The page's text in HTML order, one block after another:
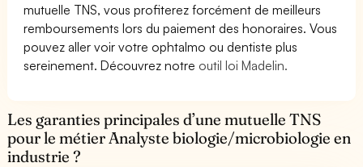
mutuelle TNS, vous profiterez forcément de meilleurs
remboursements lors du paiement des honoraires. Vous
pouvez aller voir votre ophtalmo ou dentiste plus
sereinement. Découvrez notre outil loi Madelin.
Les garanties principales d’une mutuelle TNS
pour le métier Analyste biologie/microbiologie en
industrie ?